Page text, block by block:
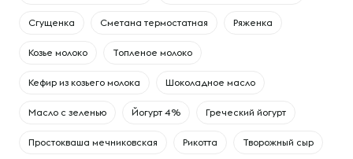
Сгущенка Сметана термостатная Ряженка
Козье молоко Топленое молоко
Кефир из козьего молока Шоколадное масло
Масло с зеленью Йогурт 4% Греческий йогурт
Простокваша мечниковская Рикотта Творожный сыр